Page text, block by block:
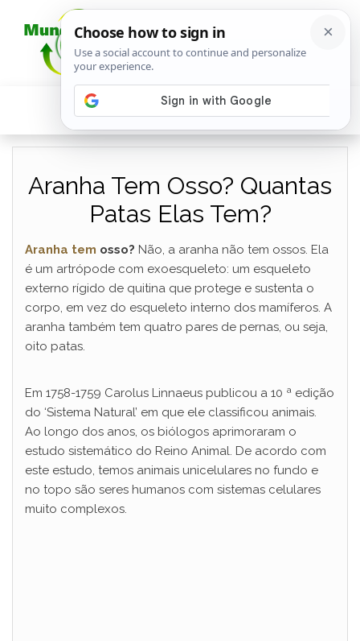
Aranha Tem Osso? Quantas
Patas Elas Tem?
Aranha tem osso? Não, a aranha não tem ossos. Ela
é um artrópode com exoesqueleto: um esqueleto
externo rígido de quitina que protege e sustenta o
corpo, em vez do esqueleto interno dos mamíferos. A
aranha também tem quatro pares de pernas, ou seja,
oito patas.
Em 1758-1759 Carolus Linnaeus publicou a 10 ª edição
do ‘Sistema Natural’ em que ele classificou animais.
Ao longo dos anos, os biólogos aprimoraram o
estudo sistemático do Reino Animal. De acordo com
este estudo, temos animais unicelulares no fundo e
no topo são seres humanos com sistemas celulares
muito complexos.